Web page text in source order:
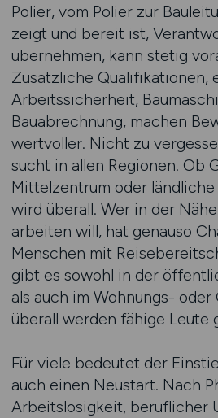
Polier, vom Polier zur
zeigt und bereit ist,
übernehmen, kann stetig
Zusätzliche Qualifikationen,
Arbeitssicherheit,
Bauabrechnung, machen
wertvoller. Nicht zu
sucht in allen Regionen. Ob
Mittelzentrum oder
wird überall. Wer in der
arbeiten will, hat genauso
Menschen mit
gibt es sowohl in der
als auch im Wohnungs-
überall werden fähige Leute
Für viele bedeutet der
auch einen Neustart. Nach
Arbeitslosigkeit, beruflicher